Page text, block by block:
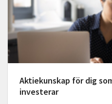
Aktiekunskap för dig
investerar